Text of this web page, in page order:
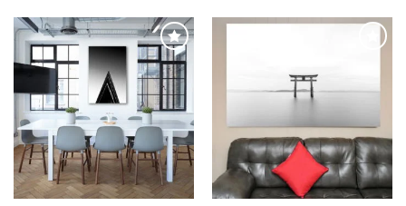
Adaugă
la
favorite
Adaugă